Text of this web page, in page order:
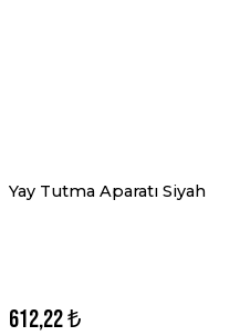
Yay Tutma Aparatı Siyah
612,22 ₺